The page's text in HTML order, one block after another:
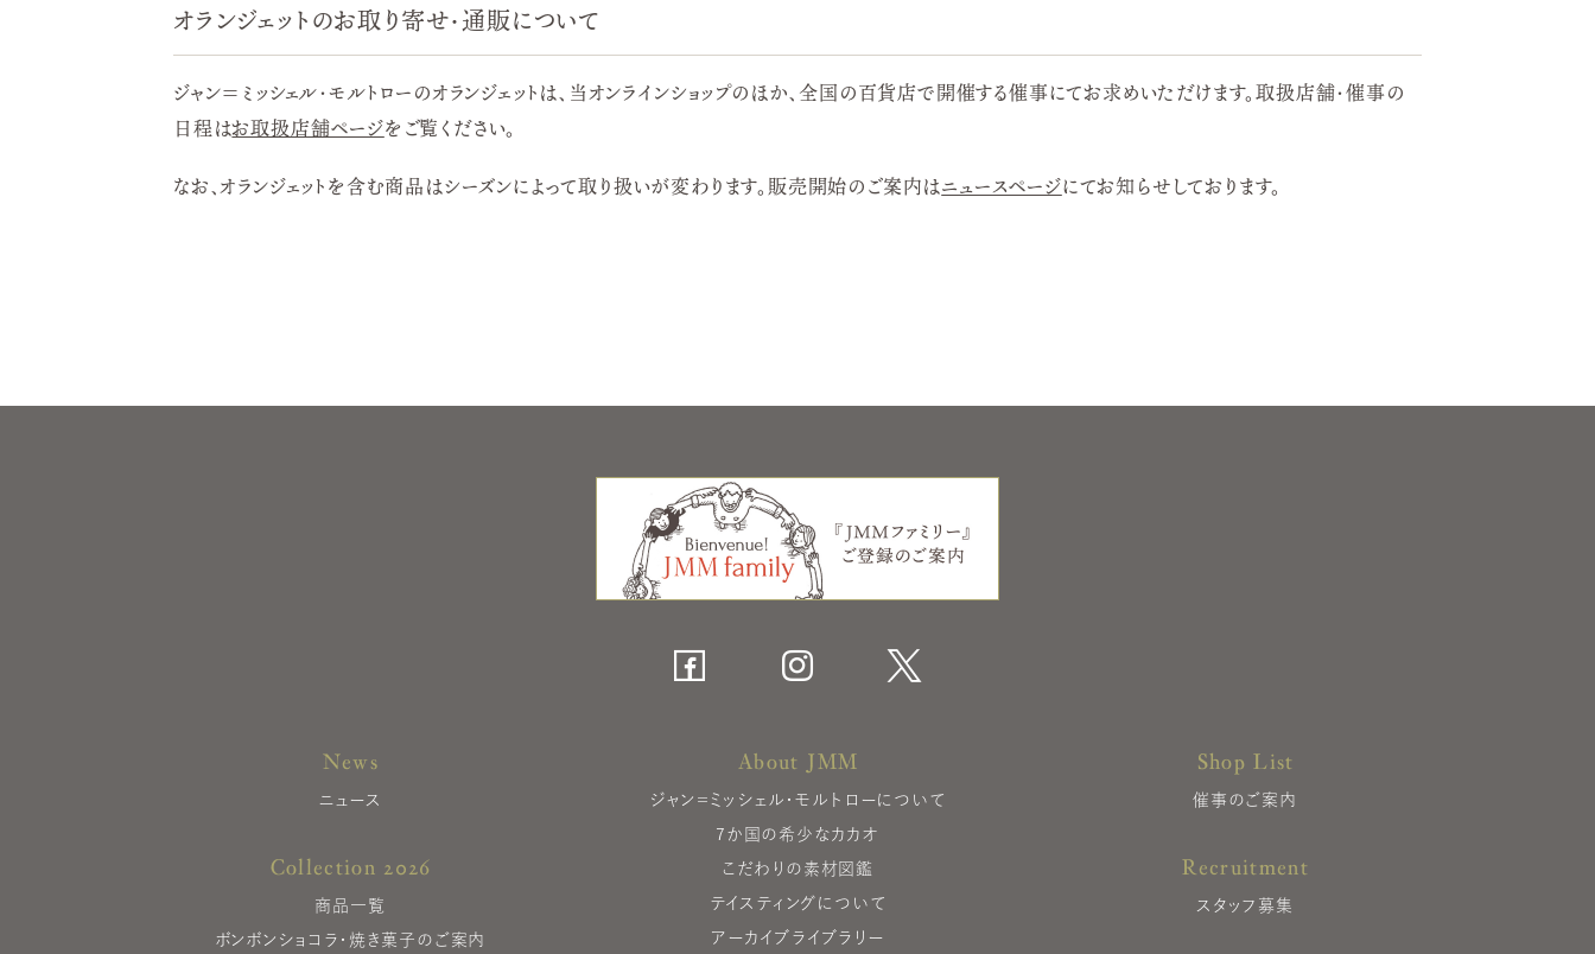
オランジェットのお取り寄せ・通販について
ジャン＝ミッシェル・モルトローのオランジェットは、当オンラインショップのほか、全国の百貨店で開催する催事にてお求めいただけます。取扱店舗・催事の
日程はお取扱店舗ページをご覧ください。
なお、オランジェットを含む商品はシーズンによって取り扱いが変わります。販売開始のご案内はニュースページにてお知らせしております。
News
ニュース
Collection 2026
商品一覧
ボンボンショコラ・焼き菓子のご案内
About JMM
ジャン＝ミッシェル・モルトローについて
7か国の希少なカカオ
こだわりの素材図鑑
テイスティングについて
アーカイブライブラリー
Shop List
催事のご案内
Recruitment
スタッフ募集